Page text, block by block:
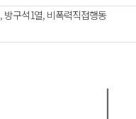
, 방구석1열, 비폭력직접행동